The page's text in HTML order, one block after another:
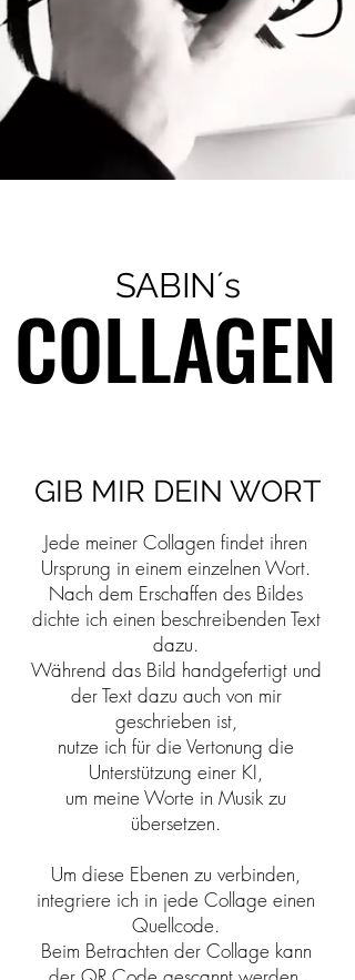
SABIN´s
COLLAGEN
COLLAGEN
Jede meiner Collagen findet ihren
Ursprung in einem einzelnen Wort.
Nach dem Erschaffen des Bildes
dichte ich einen beschreibenden Text
dazu.
Während das Bild handgefertigt und
der Text dazu auch von mir
geschrieben ist,
nutze ich für die Vertonung die
Unterstützung einer KI,
um meine Worte in Musik zu
übersetzen.
Um diese Ebenen zu verbinden,
integriere ich in jede Collage einen
Quellcode.
Beim Betrachten der Collage kann
GIB MIR DEIN WORT